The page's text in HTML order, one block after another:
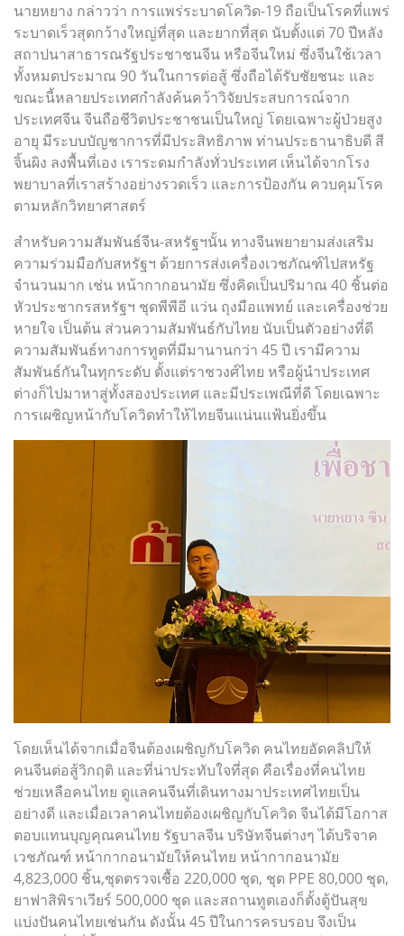
นายหยาง กล่าวว่า การแพร่ระบาดโควิด-19 ถือเป็นโรคที่แพร่
ระบาดเร็วสุดกว้างใหญ่ที่สุด และยากที่สุด นับตั้งแต่ 70 ปีหลัง
สถาปนาสาธารณรัฐประชาชนจีน หรือจีนใหม่ ซึ่งจีนใช้เวลา
ทั้งหมดประมาณ 90 วันในการต่อสู้ ซึ่งถือได้รับชัยชนะ และ
ขณะนี้หลายประเทศกำลังค้นคว้าวิจัยประสบการณ์จาก
ประเทศจีน จีนถือชีวิตประชาชนเป็นใหญ่ โดยเฉพาะผู้ป่วยสูง
อายุ มีระบบบัญชาการที่มีประสิทธิภาพ ท่านประธานาธิบดี สี
จิ้นผิง ลงพื้นที่เอง เราระดมกำลังทั่วประเทศ เห็นได้จากโรง
พยาบาลที่เราสร้างอย่างรวดเร็ว และการป้องกัน ควบคุมโรค
ตามหลักวิทยาศาสตร์
สำหรับความสัมพันธ์จีน-สหรัฐฯนั้น ทางจีนพยายามส่งเสริม
ความร่วมมือกับสหรัฐฯ ด้วยการส่งเครื่องเวชภัณฑ์ไปสหรัฐ
จำนวนมาก เช่น หน้ากากอนามัย ซึ่งคิดเป็นปริมาณ 40 ชิ้นต่อ
หัวประชากรสหรัฐฯ ชุดพีพีอี แว่น ถุงมือแพทย์ และเครื่องช่วย
หายใจ เป็นต้น ส่วนความสัมพันธ์กับไทย นับเป็นตัวอย่างที่ดี
ความสัมพันธ์ทางการทูตที่มีมานานกว่า 45 ปี เรามีความ
สัมพันธ์กันในทุกระดับ ตั้งแต่ราชวงศ์ไทย หรือผู้นำประเทศ
ต่างก็ไปมาหาสู่ทั้งสองประเทศ และมีประเพณีที่ดี โดยเฉพาะ
การเผชิญหน้ากับโควิดทำให้ไทยจีนแน่นแฟ้นยิ่งขึ้น
โดยเห็นได้จากเมื่อจีนต้องเผชิญกับโควิด คนไทยอัดคลิปให้
คนจีนต่อสู้วิกฤติ และที่น่าประทับใจที่สุด คือเรื่องที่คนไทย
ช่วยเหลือคนไทย ดูแลคนจีนที่เดินทางมาประเทศไทยเป็น
อย่างดี และเมื่อเวลาคนไทยต้องเผชิญกับโควิด จีนได้มีโอกาส
ตอบแทนบุญคุณคนไทย รัฐบาลจีน บริษัทจีนต่างๆ ได้บริจาค
เวชภัณฑ์ หน้ากากอนามัยให้คนไทย หน้ากากอนามัย
4,823,000 ชิ้น,ชุดตรวจเชื้อ 220,000 ชุด, ชุด PPE 80,000 ชุด,
ยาฟาสิพิราเวียร์ 500,000 ชุด และสถานทูตเองก็ตั้งตู้ปันสุข
แบ่งปันคนไทยเช่นกัน ดังนั้น 45 ปีในการครบรอบ จึงเป็น